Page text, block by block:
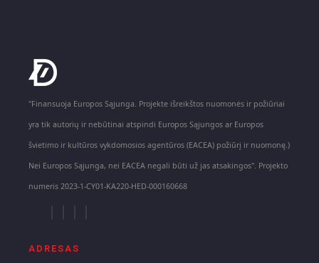
"Finansuoja Europos Sąjunga. Projekte išreikštos nuomonės ir požiūriai
yra tik autorių ir nebūtinai atspindi Europos Sąjungos ar Europos
švietimo ir kultūros vykdomosios agentūros (EACEA) požiūrį ir nuomonę.)
Nei Europos Sąjunga, nei EACEA negali būti už jas atsakingos". Projekto
numeris 2023-1-CY01-KA220-HED-000160668
ADRESAS